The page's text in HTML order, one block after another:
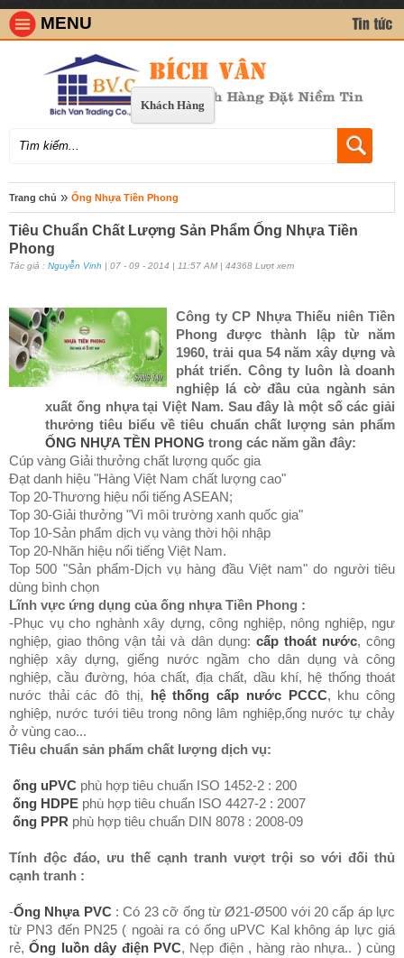
MENU
Khách Hàng
Trang chủ » Ống Nhựa Tiền Phong
Tiêu Chuẩn Chất Lượng Sản Phẩm Ống Nhựa Tiền
Phong
Tác giả : Nguyễn Vinh | 07 - 09 - 2014 | 11:57 AM | 44368 Lượt xem
Công ty CP Nhựa Thiếu niên Tiền
Phong được thành lập từ năm
1960, trải qua 54 năm xây dựng và
phát triển. Công ty luôn là doanh
nghiệp lá cờ đầu của ngành sản
xuất ống nhựa tại Việt Nam. Sau đây là một số các giải
thưởng tiêu biểu về tiêu chuẩn chất lượng sản phẩm
ỐNG NHỰA TỀN PHONG trong các năm gần đây:
Cúp vàng Giải thưởng chất lượng quốc gia
Đạt danh hiệu "Hàng Việt Nam chất lượng cao"
Top 20-Thương hiệu nổi tiếng ASEAN;
Top 30-Giải thưởng "Vì môi trường xanh quốc gia"
Top 10-Sản phẩm dịch vụ vàng thời hội nhập
Top 20-Nhãn hiệu nổi tiếng Việt Nam.
Top 500 "Sản phẩm-Dịch vụ hàng đầu Việt nam" do người tiêu
dùng bình chọn
Lĩnh vực ứng dụng của ống nhựa Tiền Phong :
-Phục vụ cho nghành xây dựng, công nghiệp, nông nghiệp, ngư
nghiệp, giao thông vận tải và dân dụng: cấp thoát nước, công
nghiệp xây dựng, giếng nước ngầm cho dân dụng và công
nghiệp, cầu đường, hóa chất, địa chất, dầu khí, hệ thống thoát
nước thải các đô thị, hệ thống cấp nước PCCC, khu công
nghiệp, nước tưới tiêu trong nông lâm nghiệp,ống nước tự chảy
ở vùng cao...
Tiêu chuẩn sản phẩm chất lượng dịch vụ:
ống uPVC phù hợp tiêu chuẩn ISO 1452-2 : 200
ống HDPE phù hợp tiêu chuẩn ISO 4427-2 : 2007
ống PPR phù hợp tiêu chuẩn DIN 8078 : 2008-09
Tính độc đáo, ưu thế cạnh tranh vượt trội so với đối thủ
cạnh tranh :
-Ống Nhựa PVC: Có 23 cỡ ống từ Ø21-Ø500 với 20 cấp áp lực
từ PN3 đến PN25 ( ngoài ra có ống uPVC Kal không áp lực giá
rẻ,Ống luồn dây điện PVC, Nẹp điện , hàng rào nhựa.. ) cùng